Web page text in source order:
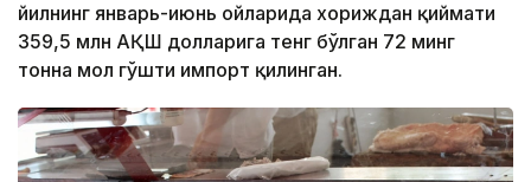
йилнинг январь-июнь ойларида хориждан қиймати
359,5 млн АҚШ долларига тенг бўлган 72 минг
тонна мол гўшти импорт қилинган.